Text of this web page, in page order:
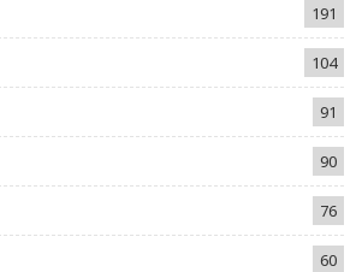
191
104
91
90
76
60